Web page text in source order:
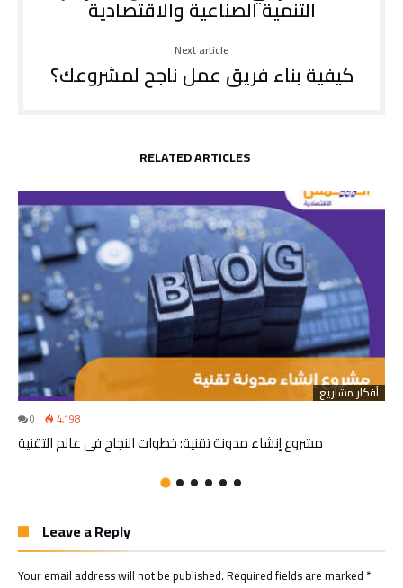
التنمية الصناعية والاقتصادية
Next article
كيفية بناء فريق عمل ناجح لمشروعك؟
RELATED ARTICLES
أفكار مشاريع
0 4,198
مشروع إنشاء مدونة تقنية: خطوات النجاح في عالم التقنية
Leave a Reply
Your email address will not be published.Required fields are marked*